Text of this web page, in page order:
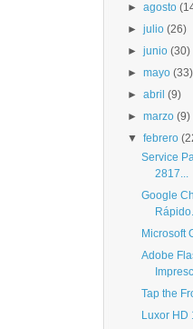
►agosto
►julio (26)
►junio (30)
►mayo (33)
►abril (9)
►marzo (9)
▼febrero
Service
2817...
Google
Microsoft
Adobe
Tap the
Luxor HD